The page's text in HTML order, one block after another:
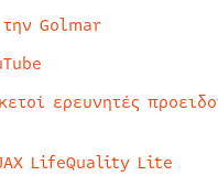
Golmar
ερευνητές
LifeQuality Lite